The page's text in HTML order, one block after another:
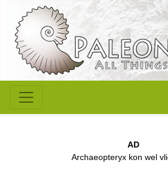
AD
Archaeopteryx kon wel